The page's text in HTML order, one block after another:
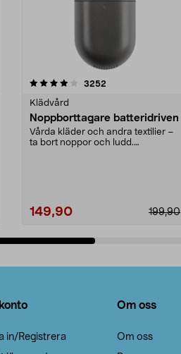
3252
Klädvård
Noppborttagare batteridriven
Vårda kläder och andra textilier –
ta bort noppor och ludd.
199,90
149,90
4.5av 5 stjärnor
in/Registrera
Om oss
Om oss